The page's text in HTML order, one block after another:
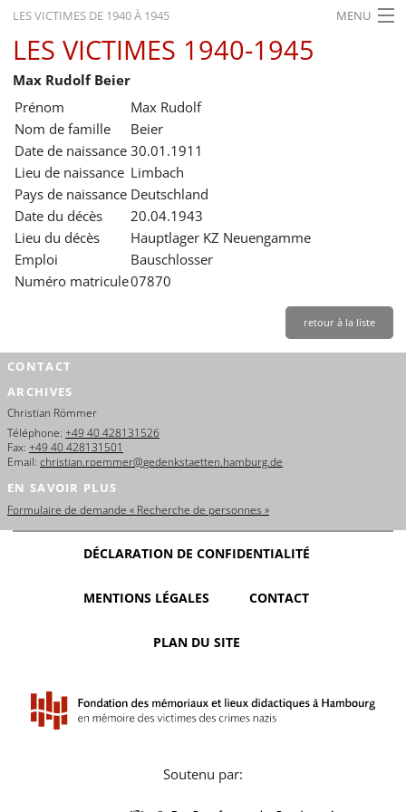
LES VICTIMES DE 1940 À 1945 MENU
ACCUEIL
ACTUALITÉS
EXPOSITIONS
HISTORIQUE
FORMATION
RECHERCHE
SERVICE
LES VICTIMES 1940-1945
Max Rudolf Beier
Prénom
Max Rudolf
Nom de famille
Beier
Date de naissance 30.01.1911
Lieu de naissance Limbach
Pays de naissance Deutschland
Date du décès
20.04.1943
Lieu du décès
Hauptlager KZ Neuengamme
Emploi
Bauschlosser
Numéro matricule07870
retour à la liste
CONTACT
ARCHIVES
Christian Römmer
Téléphone: +49 40 428131526
Fax: +49 40 428131501
Email: christian.roemmer@gedenkstaetten.hamburg.de
EN SAVOIR PLUS
Formulaire de demande « Recherche de personnes »
DÉCLARATION DE CONFIDENTIALITÉ
MENTIONS LÉGALES CONTACT
PLAN DU SITE
Soutenu par: